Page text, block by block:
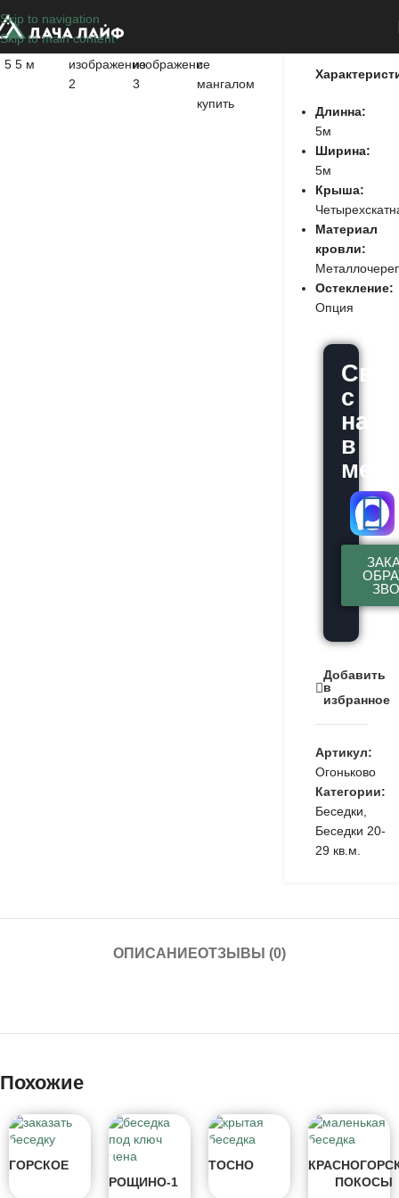
Skip to navigation
Skip to main content
Длинна:
5м
Ширина:
5м
Крыша:
Материал
кровли:
Остекление:
Опция
с
в
Добавить
в
избранное
Артикул:
Огоньково
Категории:
Беседки
Беседки 20-
29 кв.м.
ОПИСАНИЕОТЗЫВЫ (0)
Похожие
ГОРСКОЕ
РОЩИНО-1
ТОСНО
ПОКОСЫ